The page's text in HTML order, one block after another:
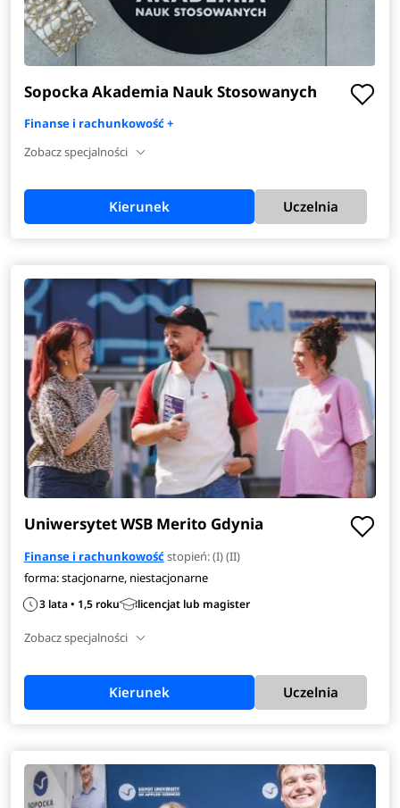
Sopocka Akademia Nauk Stosowanych
Finanse i rachunkowość +
Zobacz specjalności
Kierunek Uczelnia
Uniwersytet WSB Merito Gdynia
Finanse i rachunkowośćstopień: (I) (II)
forma: stacjonarne, niestacjonarne
3 lata • 1,5 roku licencjat lub magister
Zobacz specjalności
Kierunek Uczelnia